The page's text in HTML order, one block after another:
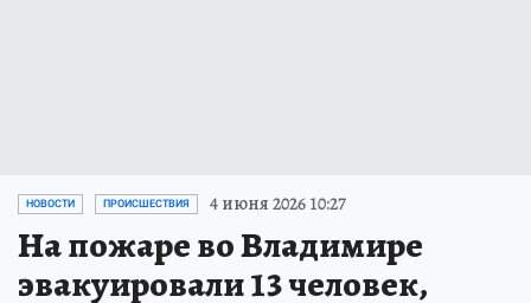
НОВОСТИ ПРОИСШЕСТВИЯ 4 июня 2026 10:27
На пожаре во Владимире
эвакуировали 13 человек,